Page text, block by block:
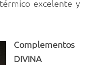
excelente y
Complementos
DIVINA